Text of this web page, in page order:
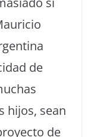
de
hijos, sean
de